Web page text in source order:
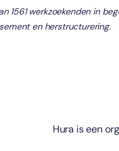
1561 werkzoekenden in
en herstructurering.
Hura is een